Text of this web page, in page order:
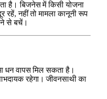
है। बिजनेस में किसी योजना
नहीं तो मामला कानूनी रूप
से बचें।
धन वापस मिल सकता है।
रहेगा। जीवनसाथी का